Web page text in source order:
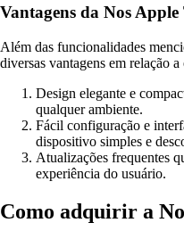
Vantagens da Nos
Além das funcionalidades
diversas vantagens em relação
Design elegante e
qualquer ambiente.
Fácil configuração e
dispositivo simples e
Atualizações frequentes
experiência do usuário.
Como adquirir a